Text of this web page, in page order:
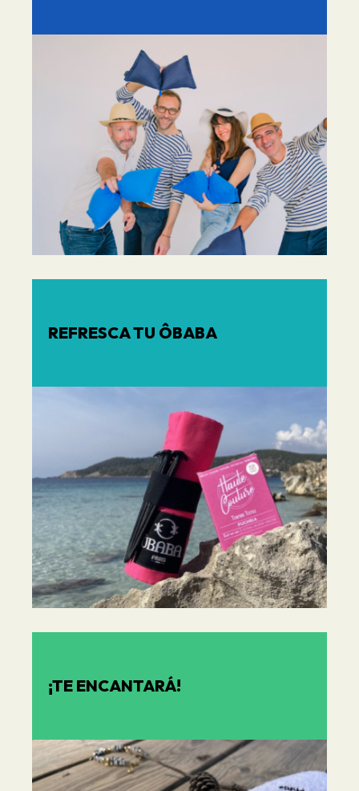
REFRESCA TU ÔBABA
¡TE ENCANTARÁ!